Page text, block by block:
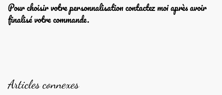
Pour choisir votre personnalisation contactez moi après avoir
finalisé votre commande.
Articles connexes